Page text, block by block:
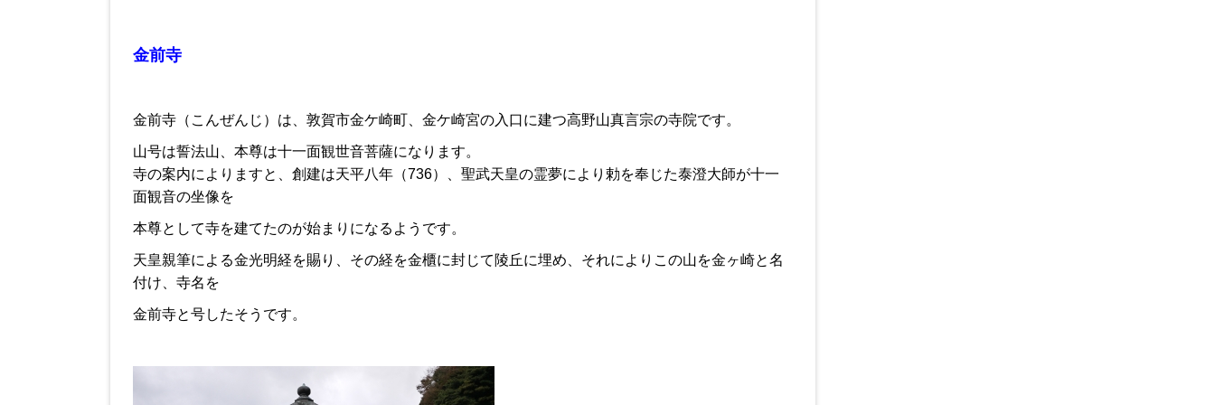
金前寺
金前寺（こんぜんじ）は、敦賀市金ケ崎町、金ケ崎宮の入口に建つ高野山真言宗の寺院です。
山号は誓法山、本尊は十一面観世音菩薩になります。
寺の案内によりますと、創建は天平八年（736）、聖武天皇の霊夢により勅を奉じた泰澄大師が十一
面観音の坐像を
本尊として寺を建てたのが始まりになるようです。
天皇親筆による金光明経を賜り、その経を金櫃に封じて陵丘に埋め、それによりこの山を金ヶ崎と名
付け、寺名を
金前寺と号したそうです。